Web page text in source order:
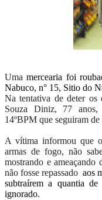
Umamercearia foi
Nabuco, n° 15, Sitio do
Na tentativa de deter os
Souza Diniz, 77 anos,
14ºBPM que seguiram
A vítima informou que
armas de fogo, não
mostrando e ameaçando
não fosse repassado aos
subtraírem a quantia
ignorado.